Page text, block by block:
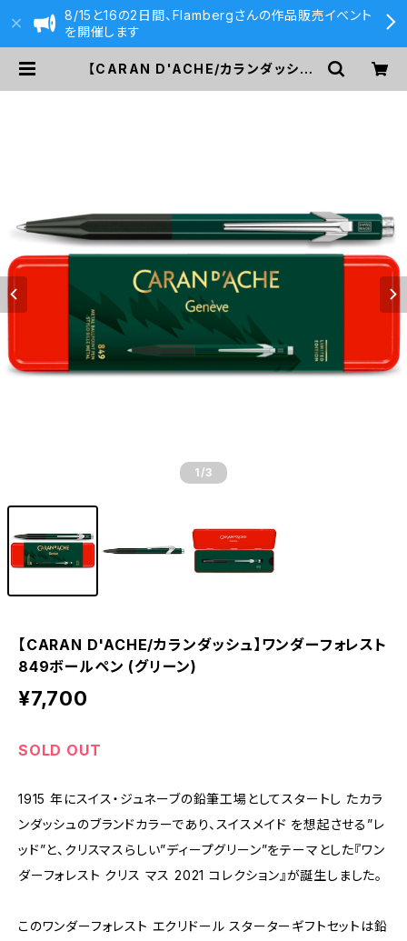
8/15と16の2日間、Flambergさんの作品販売イベント
を開催します
【CARAN D'ACHE/カランダッシュ】
1 /3
【CARAN D'ACHE/カランダッシュ】ワンダーフォレスト
849ボールペン (グリーン)
¥7,700
SOLD OUT
1915 年にスイス・ジュネーブの鉛筆工場としてスタートし たカラ
ンダッシュのブランドカラーであり、スイスメイド を想起させる”レ
ッド”と、クリスマスらしい”ディープグリーン”をテーマとした『ワン
ダーフォレスト クリス マス 2021 コレクション』が誕生しました。
このワンダーフォレスト エクリドール スターターギフトセットは鉛